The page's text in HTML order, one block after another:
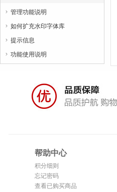
 管理功能说明
 如何扩充水印字体库
 提示信息
 功能使用说明
帮助中心
积分细则
忘记密码
查看已购买商品